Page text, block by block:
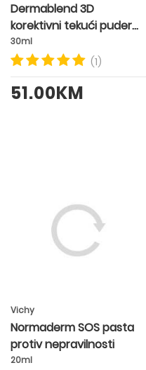
Dermablend 3D
korektivni tekući puder
SPF25 nijansa 45 GOLD
30ml
(1)
51.00KM
Vichy
Normaderm SOS pasta
protiv nepravilnosti
20ml